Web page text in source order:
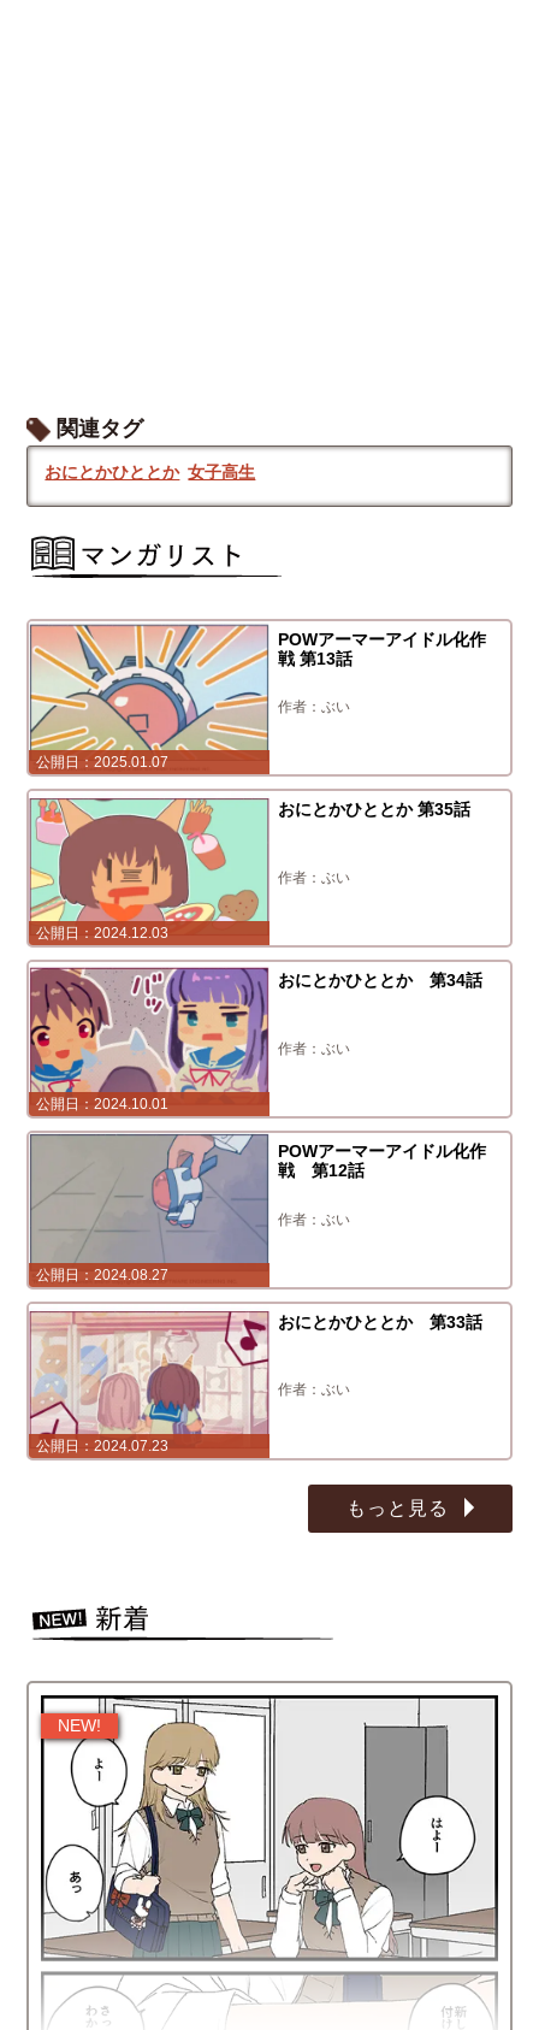
関連タグ
おにとかひととか 女子高生
2025.01.07
POWアーマーアイドル化作
戦 第13話
ぶい
2024.12.03
おにとかひととか 第35話
ぶい
2024.10.01
おにとかひととか 第34話
ぶい
2024.08.27
POWアーマーアイドル化作
戦 第12話
ぶい
2024.07.23
おにとかひととか 第33話
ぶい
もっと見る